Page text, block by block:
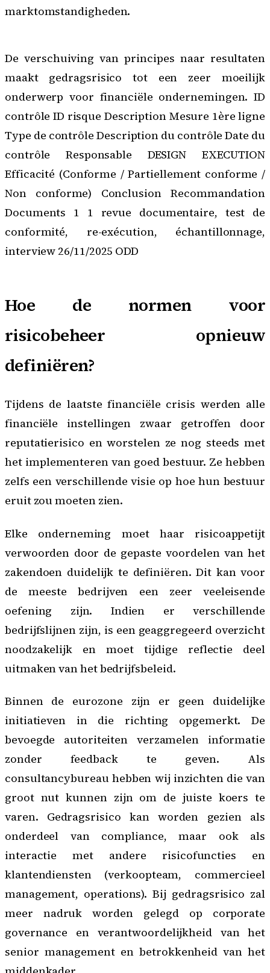
marktomstandigheden.
De verschuiving van principes naar resultaten
maakt gedragsrisico tot een zeer moeilijk
onderwerp voor financiële ondernemingen. ID
contrôle ID risque Description Mesure 1ère ligne
Type de contrôle Description du contrôle Date du
contrôle Responsable DESIGN EXECUTION
Efficacité (Conforme / Partiellement conforme /
Non conforme) Conclusion Recommandation
Documents 1 1 revue documentaire, test de
conformité, re-exécution, échantillonnage,
interview 26/11/2025 ODD
Hoe de normen voor
risicobeheer opnieuw
definiëren?
Tijdens de laatste financiële crisis werden alle
financiële instellingen zwaar getroffen door
reputatierisico en worstelen ze nog steeds met
het implementeren van goed bestuur. Ze hebben
zelfs een verschillende visie op hoe hun bestuur
eruit zou moeten zien.
Elke onderneming moet haar risicoappetijt
verwoorden door de gepaste voordelen van het
zakendoen duidelijk te definiëren. Dit kan voor
de meeste bedrijven een zeer veeleisende
oefening zijn. Indien er verschillende
bedrijfslijnen zijn, is een geaggregeerd overzicht
noodzakelijk en moet tijdige reflectie deel
uitmaken van het bedrijfsbeleid.
Binnen de eurozone zijn er geen duidelijke
initiatieven in die richting opgemerkt. De
bevoegde autoriteiten verzamelen informatie
zonder feedback te geven. Als
consultancybureau hebben wij inzichten die van
groot nut kunnen zijn om de juiste koers te
varen. Gedragsrisico kan worden gezien als
onderdeel van compliance, maar ook als
interactie met andere risicofuncties en
klantendiensten (verkoopteam, commercieel
management, operations). Bij gedragsrisico zal
meer nadruk worden gelegd op corporate
governance en verantwoordelijkheid van het
senior managementen betrokkenheid van het